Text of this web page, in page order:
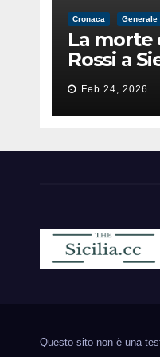
Cronaca Generale
La morte
Rossi a
perizia
pista di
Feb 24, 2026
Questo sito non è una